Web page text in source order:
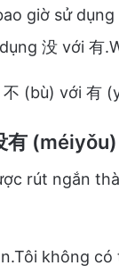
giờ sử
没 với 有
(bù) với 有
有
rút ngắn
không có